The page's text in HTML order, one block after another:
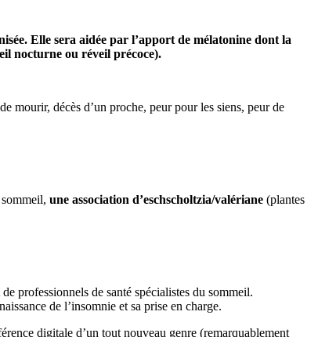
Elle sera aidée par l’apport de mélatonine dont la
nocturne ou réveil précoce).
mourir, décès d’un proche, peur pour les siens, peur de
une association d’eschscholtzia/valériane (plantes
professionnels de santé spécialistes du sommeil.
de l’insomnie et sa prise en charge.
digitale d’un tout nouveau genre (remarquablement